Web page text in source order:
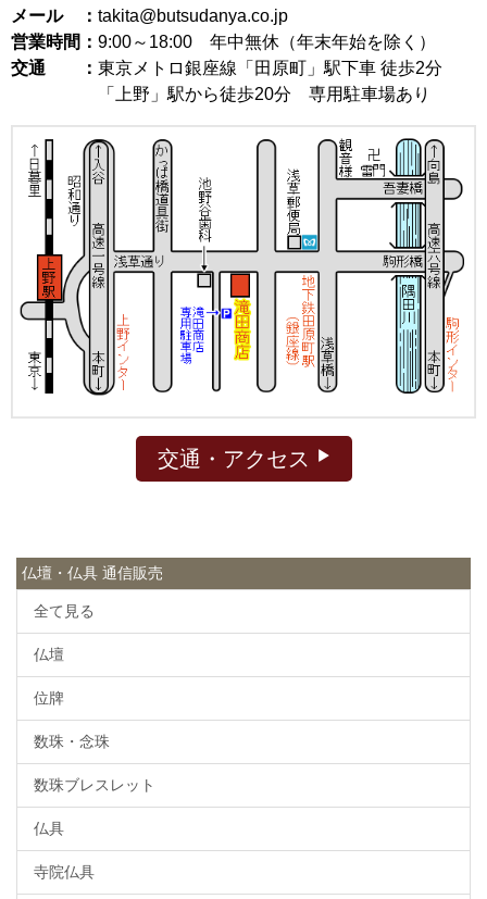
メール ： takita@butsudanya.co.jp
営業時間： 9:00～18:00 年中無休（年末年始を除く）
交通 ： 東京メトロ銀座線「田原町」駅下車 徒歩2分
「上野」駅から徒歩20分 専用駐車場あり
交通・アクセス
仏壇・仏具 通信販売
全て見る
仏壇
位牌
数珠・念珠
数珠ブレスレット
仏具
寺院仏具